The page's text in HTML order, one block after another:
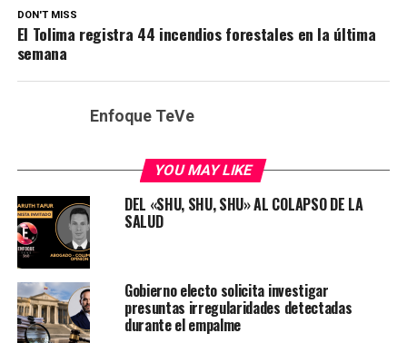
DON'T MISS
El Tolima registra 44 incendios forestales en la última
semana
Enfoque TeVe
YOU MAY LIKE
DEL «SHU, SHU, SHU» AL COLAPSO DE LA
SALUD
Gobierno electo solicita investigar
presuntas irregularidades detectadas
durante el empalme